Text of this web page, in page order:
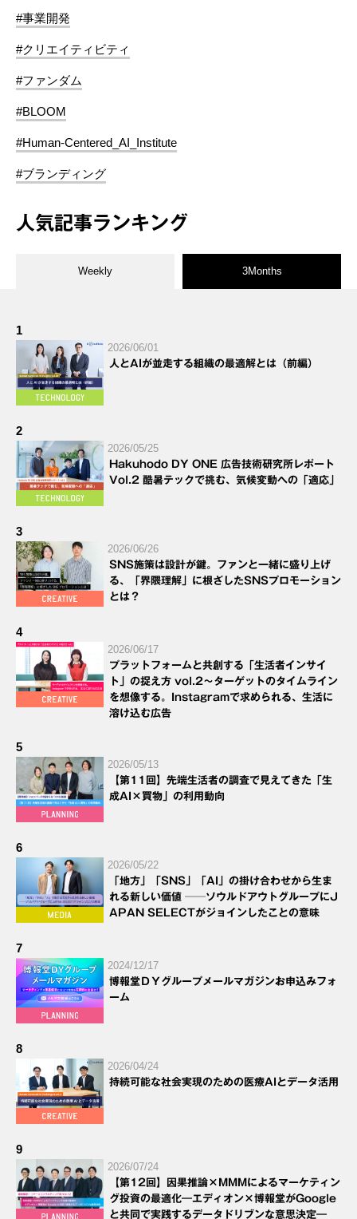
#事業開発
#クリエイティビティ
#ファンダム
#BLOOM
#Human-Centered_AI_Institute
#ブランディング
人気記事ランキング
Weekly 3Months
1
2026/06/01
人とAIが並走する組織の最適解とは（前編）
2
2026/05/25
Hakuhodo DY ONE 広告技術研究所レポート
Vol.2 酷暑テックで挑む、気候変動への「適応」
3
2026/06/26
SNS施策は設計が鍵。ファンと一緒に盛り上げ
る、「界隈理解」に根ざしたSNSプロモーション
とは？
4
2026/06/17
プラットフォームと共創する「生活者インサイ
ト」の捉え方 vol.2～ターゲットのタイムライン
を想像する。Instagramで求められる、生活に
溶け込む広告
5
2026/05/13
【第11回】先端生活者の調査で見えてきた「生
成AI×買物」の利用動向
6
2026/05/22
「地方」「SNS」「AI」の掛け合わせから生ま
れる新しい価値 ──ソウルドアウトグループにJ
APAN SELECTがジョインしたことの意味
7
2024/12/17
博報堂ＤＹグループメールマガジンお申込みフォ
ーム
8
2026/04/24
持続可能な社会実現のための医療AIとデータ活用
9
2026/07/24
【第12回】因果推論×MMMによるマーケティン
グ投資の最適化―エディオン×博報堂がGoogle
と共同で実践するデータドリブンな意思決定―